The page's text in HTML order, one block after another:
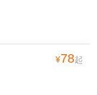
¥78起